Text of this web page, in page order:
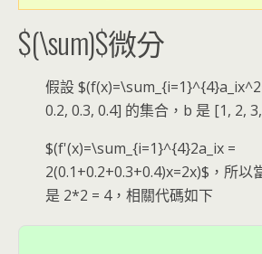
$(\sum)$微分
假設
0.2, 0.3, 0.4] 的集合，b 是 [1, 2,
$(f'(x)=\sum_{i=1}^{4}2a_ix =
2(0.1+0.2+0.3+0.4)x=2x)$，所以
是 2*2 = 4，相關代碼如下